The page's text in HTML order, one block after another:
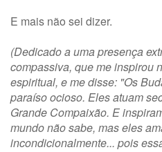
E mais não sei dizer.
(Dedicado a uma presença
compassiva, que me inspirou
espiritual, e me disse: "Os
paraíso ocioso. Eles atuam
Grande Compaixão. E
mundo não sabe, mas eles
incondicionalmente... pois